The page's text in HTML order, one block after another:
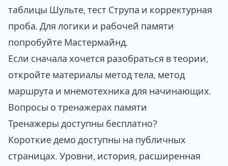
таблицы Шульте, тест Струпа и корректурная
проба. Для логики и рабочей памяти
попробуйте Мастермайнд.
Если сначала хочется разобраться в теории,
откройте материалы метод тела метод
маршрута и мнемотехника для начинающих
Вопросы о тренажерах памяти
Тренажеры доступны бесплатно?
Короткие демо доступны на публичных
страницах. Уровни, история, расширенная